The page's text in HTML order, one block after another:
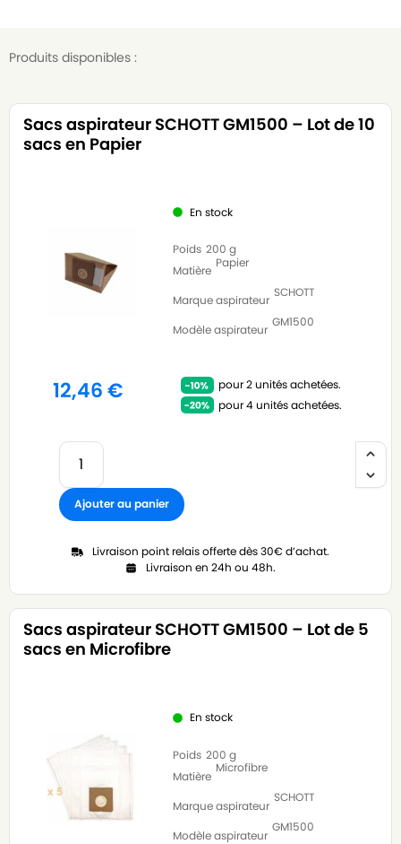
Produits disponibles :
Sacs aspirateur SCHOTT GM1500 – Lot de 10
sacs en Papier
En stock
Poids 200 g
Matière
Papier
Marque aspirateur
SCHOTT
Modèle aspirateur
GM1500
12,46€
pour 2 unités achetées.
pour 4 unités achetées.
Ajouter au panier
Livraison point relais offerte dès 30€ d’achat.
Livraison en 24h ou 48h.
Sacs aspirateur SCHOTT GM1500 – Lot de 5
sacs en Microfibre
En stock
Poids 200 g
Matière
Microfibre
Marque aspirateur
SCHOTT
Modèle aspirateur
GM1500